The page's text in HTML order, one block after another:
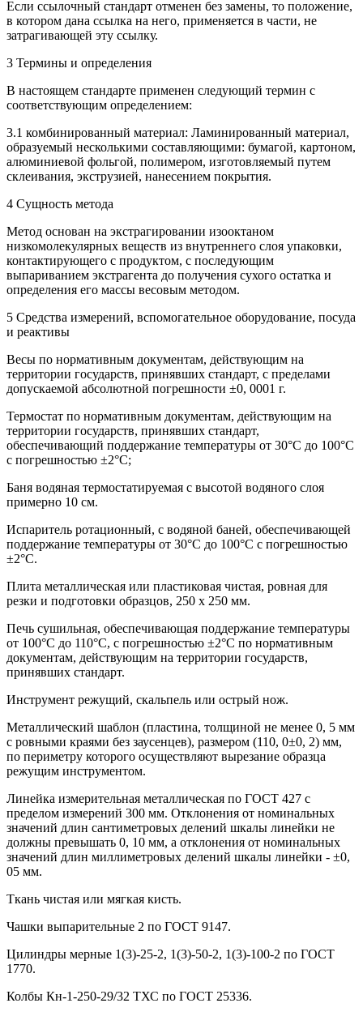
Если ссылочный стандарт отменен без замены, то положение,
в котором дана ссылка на него, применяется в части, не
затрагивающей эту ссылку.
3 Термины и определения
В настоящем стандарте применен следующий термин с
соответствующим определением:
3.1 комбинированный материал: Ламинированный материал,
образуемый несколькими составляющими: бумагой, картоном,
алюминиевой фольгой, полимером, изготовляемый путем
склеивания, экструзией, нанесением покрытия.
4 Сущность метода
Метод основан на экстрагировании изооктаном
низкомолекулярных веществ из внутреннего слоя упаковки,
контактирующего с продуктом, с последующим
выпариванием экстрагента до получения сухого остатка и
определения его массы весовым методом.
5 Средства измерений, вспомогательное оборудование, посуда
и реактивы
Весы по нормативным документам, действующим на
территории государств, принявших стандарт, с пределами
допускаемой абсолютной погрешности ±0, 0001 г.
Термостат по нормативным документам, действующим на
территории государств, принявших стандарт,
обеспечивающий поддержание температуры от 30°С до 100°С
с погрешностью ±2°С;
Баня водяная термостатируемая с высотой водяного слоя
примерно 10 см.
Испаритель ротационный, с водяной баней, обеспечивающей
поддержание температуры от 30°С до 100°С с погрешностью
±2°С.
Плита металлическая или пластиковая чистая, ровная для
резки и подготовки образцов, 250 х 250 мм.
Печь сушильная, обеспечивающая поддержание температуры
от 100°С до 110°С, с погрешностью ±2°С по нормативным
документам, действующим на территории государств,
принявших стандарт.
Инструмент режущий, скальпель или острый нож.
Металлический шаблон (пластина, толщиной не менее 0, 5 мм
с ровными краями без заусенцев), размером (110, 0±0, 2) мм,
по периметру которого осуществляют вырезание образца
режущим инструментом.
Линейка измерительная металлическая по ГОСТ 427 с
пределом измерений 300 мм. Отклонения от номинальных
значений длин сантиметровых делений шкалы линейки не
должны превышать 0, 10 мм, а отклонения от номинальных
значений длин миллиметровых делений шкалы линейки - ±0,
05 мм.
Ткань чистая или мягкая кисть.
Чашки выпарительные 2 по ГОСТ 9147.
Цилиндры мерные 1(3)-25-2, 1(3)-50-2, 1(3)-100-2 по ГОСТ
1770.
Колбы Кн-1-250-29/32 ТХС по ГОСТ 25336.